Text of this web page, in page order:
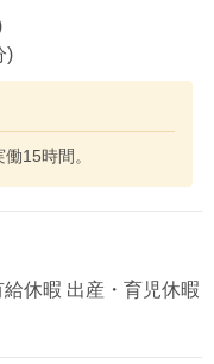
)
15時間。
休暇 出産・育児休暇